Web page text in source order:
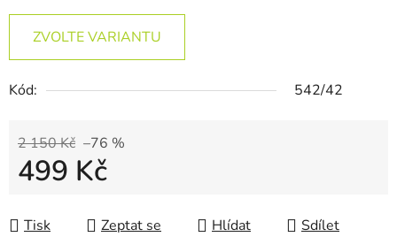
ZVOLTE VARIANTU
Kód: 542/42
2 150 Kč –76 %
499 Kč
Tisk
Zeptat se Hlídat Sdílet